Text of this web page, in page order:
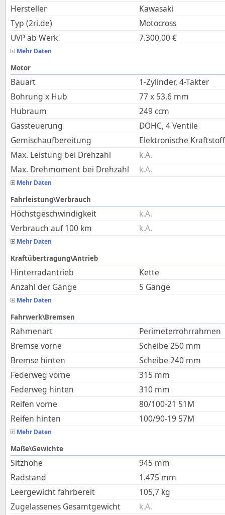
Hersteller
Kawasaki
Typ (2ri.de)
Motocross
UVP ab Werk
7.300,00€
Mehr Daten
Motor
Bauart
1-Zylinder, 4-Takter
Bohrung x Hub
77x 53,6 mm
Hubraum
249 ccm
Gassteuerung
DOHC, 4 Ventile
Gemischaufbereitung
Elektronische
Max. Leistung bei Drehzahl
k.A.
Max. Drehmoment bei Drehzahl
k.A.
Mehr Daten
Fahrleistung\Verbrauch
Höchstgeschwindigkeit
k.A.
Verbrauch auf 100 km
k.A.
Mehr Daten
Kraftübertragung\Antrieb
Hinterradantrieb
Kette
Anzahl der Gänge
5 Gänge
Mehr Daten
Fahrwerk\Bremsen
Rahmenart
Perimeterrohrrahmen
Bremse vorne
Scheibe 250 mm
Bremse hinten
Scheibe 240 mm
Federweg vorne
315 mm
Federweg hinten
310 mm
Reifen vorne
80/100-21 51M
Reifen hinten
100/90-19 57M
Mehr Daten
Maße\Gewichte
Sitzhöhe 945 mm
Radstand
1.475 mm
Leergewicht fahrbereit
105,7 kg
Zugelassenes Gesamtgewicht
k.A.